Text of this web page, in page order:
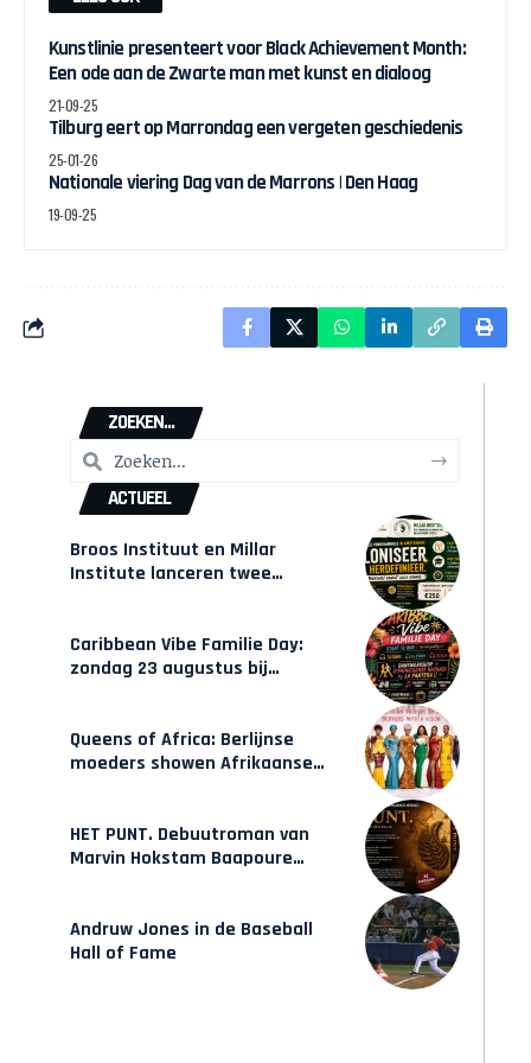
Kunstlinie presenteert voor Black Achievement Month:
Een ode aan de Zwarte man met kunst en dialoog
21-09-25
Tilburg eert op Marrondag een vergeten geschiedenis
25-01-26
Nationale viering Dag van de Marrons | Den Haag
19-09-25
ZOEKEN...
ACTUEEL
Broos Instituut en Millar
Institute lanceren twee
Caribbean Vibe Familie Day:
zondag 23 augustus bij
Queens of Africa: Berlijnse
moeders showen Afrikaanse
HET PUNT. Debuutroman van
Marvin Hokstam Baapoure
Andruw Jones in de Baseball
Hall of Fame